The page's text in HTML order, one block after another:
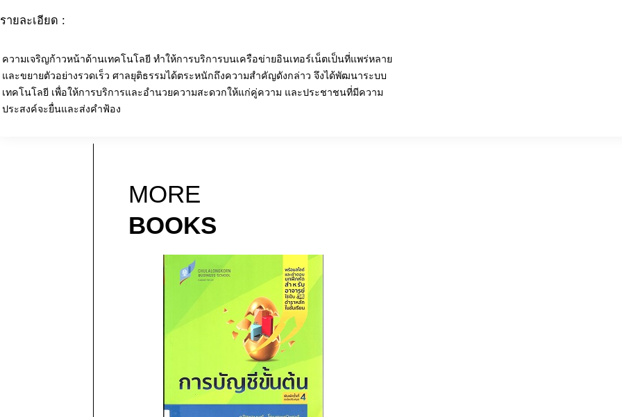
รายละเอียด :
ความเจริญก้าวหน้าด้านเทคโนโลยี ทำให้การบริการบนเครือข่ายอินเทอร์เน็ตเป็นที่แพร่หลาย
และขยายตัวอย่างรวดเร็ว ศาลยุติธรรมได้ตระหนักถึงความสำคัญดังกล่าว จึงได้พัฒนาระบบ
เทคโนโลยี เพื่อให้การบริการและอำนวยความสะดวกให้แก่คู่ความ และประชาชนที่มีความ
ประสงค์จะยื่นและส่งคำฟ้อง
MORE
BOOKS